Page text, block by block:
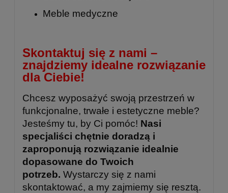
Meble medyczne
Skontaktuj się z nami –
znajdziemy idealne rozwiązanie
dla Ciebie!
Chcesz wyposażyć swoją przestrzeń w
funkcjonalne, trwałe i estetyczne meble?
Jesteśmy tu, by Ci pomóc! Nasi
specjaliści chętnie doradzą i
zaproponują rozwiązanie idealnie
dopasowane do Twoich
potrzeb. Wystarczy się z nami
skontaktować, a my zajmiemy się resztą.